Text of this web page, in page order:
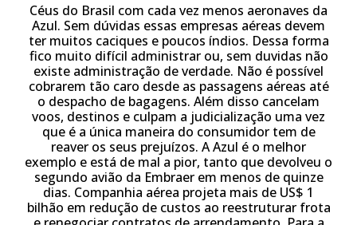
Céus do Brasil com cada vez menos aeronaves da
Azul. Sem dúvidas essas empresas aéreas devem
ter muitos caciques e poucos índios. Dessa forma
fico muito difícil administrar ou, sem duvidas não
existe administração de verdade. Não é possível
cobrarem tão caro desde as passagens aéreas até
o despacho de bagagens. Além disso cancelam
voos, destinos e culpam a judicialização uma vez
que é a única maneira do consumidor tem de
reaver os seus prejuízos. A Azul é o melhor
exemplo e está de mal a pior, tanto que devolveu o
segundo avião da Embraer em menos de quinze
dias. Companhia aérea projeta mais de US$ 1
bilhão em redução de custos ao reestruturar frota